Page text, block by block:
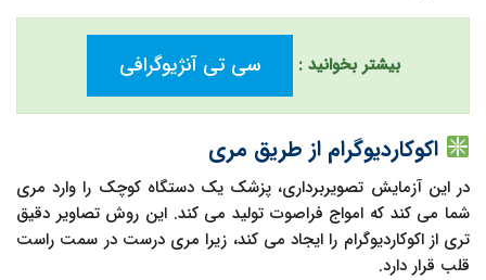
بیشتر بخوانید : سی تی آنژیوگرافی
اکوکاردیوگرام از طریق مری
در این آزمایش تصویربرداری، پزشک یک دستگاه کوچک را وارد مری
شما می کند که امواج فراصوت تولید می کند. این روش تصاویر دقیق
تری از اکوکاردیوگرام را ایجاد می کند، زیرا مری درست در سمت راست
قلب قرار دارد.